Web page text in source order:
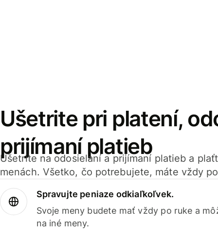
Ušetrite pri platení,
prijímaní platieb
Ušetrite na odosielaní a prijímaní platieb a
menách. Všetko, čo potrebujete, máte vždy
Spravujte peniaze odkiaľkoľvek.
Svoje meny budete mať vždy po ruke a
na iné meny.